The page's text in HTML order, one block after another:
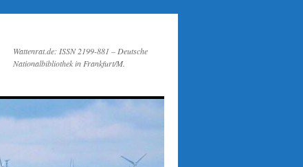
Wattenrat.de: ISSN 2199-881 – Deutsche
Nationalbibliothek in Frankfurt/M.